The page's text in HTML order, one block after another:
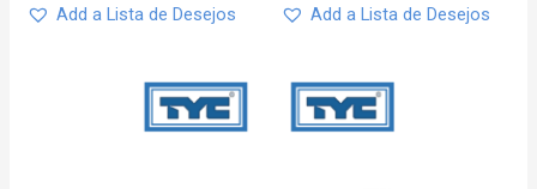
Add a Lista de Desejos Add a Lista de Desejos